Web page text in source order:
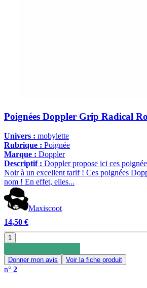
Poignées Doppler Grip Radical
Univers : mobylette
Rubrique : Poignée
Marque : Doppler
Descriptif : Doppler propose ici ces
Noir à un excellent tarif ! Ces poignées
nom ! En effet, elles...
Maxiscoot
14,50 €
1
Donner mon avis Voir la fiche produit
n° 2